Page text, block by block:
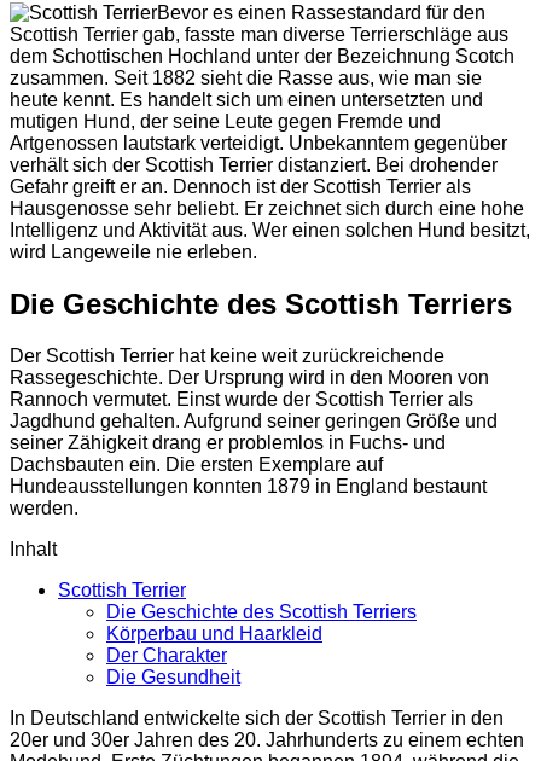
Bevor es einen Rassestandard für den
Scottish Terrier gab, fasste man diverse Terrierschläge aus
dem Schottischen Hochland unter der Bezeichnung Scotch
zusammen. Seit 1882 sieht die Rasse aus, wie man sie
heute kennt. Es handelt sich um einen untersetzten und
mutigen Hund, der seine Leute gegen Fremde und
Artgenossen lautstark verteidigt. Unbekanntem gegenüber
verhält sich der Scottish Terrier distanziert. Bei drohender
Gefahr greift er an. Dennoch ist der Scottish Terrier als
Hausgenosse sehr beliebt. Er zeichnet sich durch eine hohe
Intelligenz und Aktivität aus. Wer einen solchen Hund besitzt,
wird Langeweile nie erleben.
Die Geschichte des Scottish Terriers
Der Scottish Terrier hat keine weit zurückreichende
Rassegeschichte. Der Ursprung wird in den Mooren von
Rannoch vermutet. Einst wurde der Scottish Terrier als
Jagdhund gehalten. Aufgrund seiner geringen Größe und
seiner Zähigkeit drang er problemlos in Fuchs- und
Dachsbauten ein. Die ersten Exemplare auf
Hundeausstellungen konnten 1879 in England bestaunt
werden.
Inhalt
Scottish Terrier
Die Geschichte des Scottish Terriers
Körperbau und Haarkleid
Der Charakter
Die Gesundheit
In Deutschland entwickelte sich der Scottish Terrier in den
20er und 30er Jahren des 20. Jahrhunderts zu einem echten